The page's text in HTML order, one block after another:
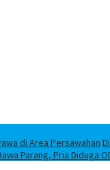
di Area Persawahan
Parang, Pria Diduga